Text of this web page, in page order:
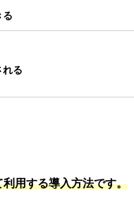
る
れる
用する導入方法です。